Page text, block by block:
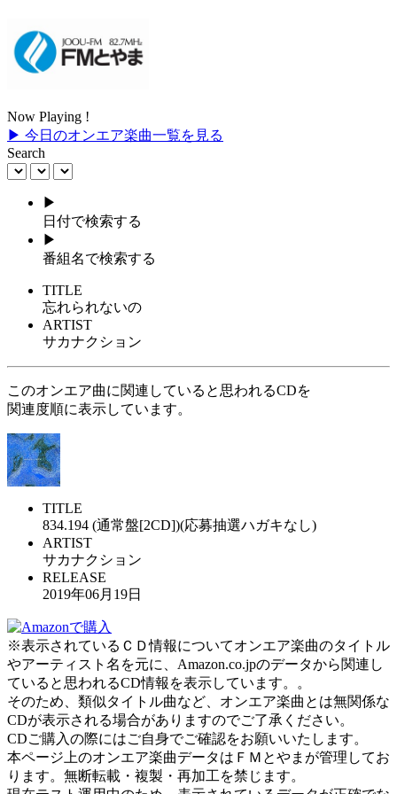
Now Playing !
▶ 今日のオンエア楽曲一覧を見る
Search
▶
日付で検索する
▶
番組名で検索する
TITLE
忘れられないの
ARTIST
サカナクション
このオンエア曲に関連していると思われるCDを
関連度順に表示しています。
TITLE
834.194 (通常盤[2CD])(応募抽選ハガキなし)
ARTIST
サカナクション
RELEASE
2019年06月19日
※表示されているＣＤ情報についてオンエア楽曲のタイトル
やアーティスト名を元に、Amazon.co.jpのデータから関連し
ていると思われるCD情報を表示しています。。
そのため、類似タイトル曲など、オンエア楽曲とは無関係な
CDが表示される場合がありますのでご了承ください。
CDご購入の際にはご自身でご確認をお願いいたします。
本ページ上のオンエア楽曲データはＦＭとやまが管理してお
ります。無断転載・複製・再加工を禁じます。